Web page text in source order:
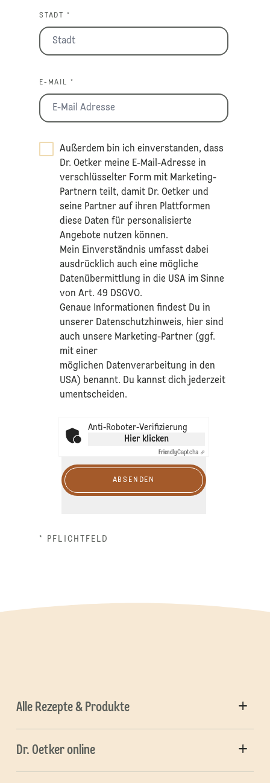
STADT *
E-MAIL *
Außerdem bin ich einverstanden, dass
Dr. Oetker meine E-Mail-Adresse in
verschlüsselter Form mit Marketing-
Partnern teilt, damit Dr. Oetker und
seine Partner auf ihren Plattformen
diese Daten für personalisierte
Angebote nutzen können.
Mein Einverständnis umfasst dabei
ausdrücklich auch eine mögliche
Datenübermittlung in die USA im Sinne
von Art. 49 DSGVO.​
​Genaue Informationen findest Du in
unserer Datenschutzhinweis, hier sind
auch unsere Marketing-Partner (ggf.
mit einer
möglichen Datenverarbeitung in den
USA) benannt. Du kannst dich jederzeit
umentscheiden.
Anti-Roboter-Verifizierung
Hier klicken
FriendlyCaptcha ⇗
ABSENDEN
* PFLICHTFELD
Alle Rezepte & Produkte
Dr. Oetker online